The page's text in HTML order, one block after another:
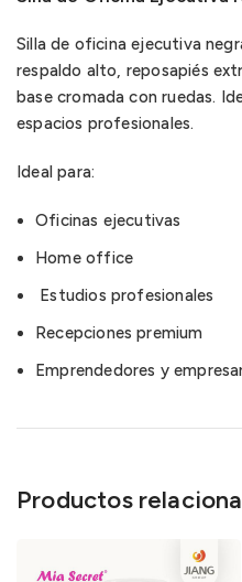
Silla de oficina ejecutiva
respaldo alto, reposapiés
base cromada con ruedas.
espacios profesionales.
Ideal para:
Oficinas ejecutivas
Home office
Estudios profesionales
Recepciones premium
Emprendedores y
Productos